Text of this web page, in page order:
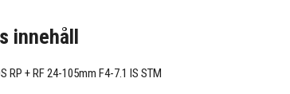
innehåll
RP + RF 24-105mm F4-7.1 IS STM